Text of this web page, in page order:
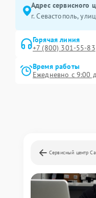
Адрес сервисного
г. Севастополь,
Горячая линия
+7 (800) 301-55-83
Время работы
Ежедневно с 9:00
Сервисный центр